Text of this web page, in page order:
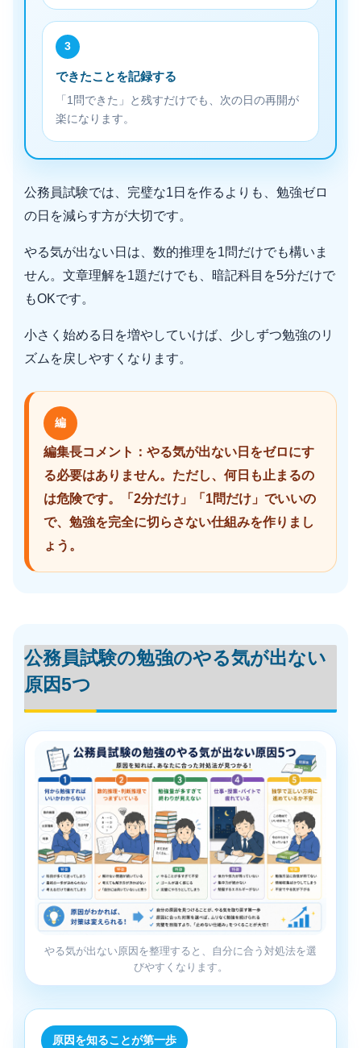
3
できたことを記録する
「1問できた」と残すだけでも、次の日の再開が
楽になります。
公務員試験では、完璧な1日を作るよりも、勉強ゼロ
の日を減らす方が大切です。
やる気が出ない日は、数的推理を1問だけでも構いま
せん。文章理解を1題だけでも、暗記科目を5分だけで
もOKです。
小さく始める日を増やしていけば、少しずつ勉強のリ
ズムを戻しやすくなります。
編
編集長コメント：やる気が出ない日をゼロにす
る必要はありません。ただし、何日も止まるの
は危険です。「2分だけ」「1問だけ」でいいの
で、勉強を完全に切らさない仕組みを作りまし
ょう。
公務員試験の勉強のやる気が出ない
原因5つ
やる気が出ない原因を整理すると、自分に合う対処法を選
びやすくなります。
原因を知ることが第一歩